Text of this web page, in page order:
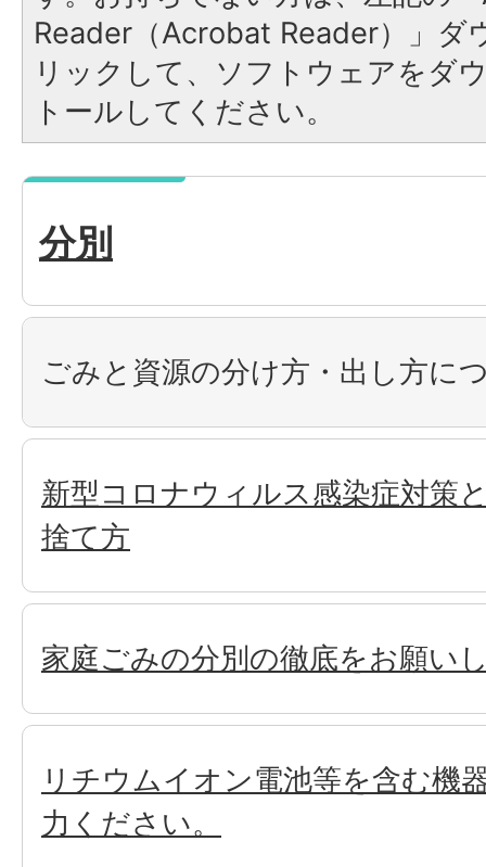
Reader（Acrobat Reader）」ダ
リックして、ソフトウェアをダ
トールしてください。
分別
ごみと資源の分け方・出し方に
新型コロナウィルス感染症対策
捨て方
家庭ごみの分別の徹底をお願い
リチウムイオン電池等を含む機
力ください。